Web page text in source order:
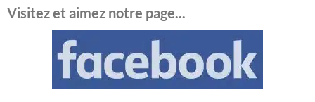
Visitez et aimez notre page...